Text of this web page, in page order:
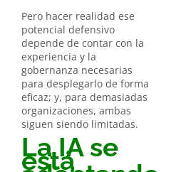
Pero hacer realidad ese
potencial defensivo
depende de contar con la
experiencia y la
gobernanza necesarias
para desplegarlo de forma
eficaz; y, para demasiadas
organizaciones, ambas
siguen siendo limitadas.
La IA se
está